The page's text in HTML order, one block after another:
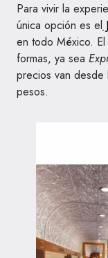
Para vivir la
única opción es el
en todo México.
formas, ya sea
precios van
pesos.